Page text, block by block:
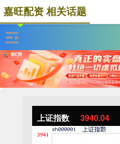
上证指数 3940.04
嘉旺配资 相关话题